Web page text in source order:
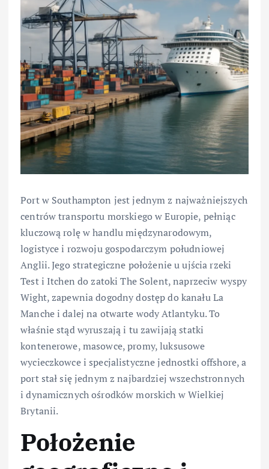
Port w Southampton jest jednym z najważniejszych
centrów transportu morskiego w Europie, pełniąc
kluczową rolę w handlu międzynarodowym,
logistyce i rozwoju gospodarczym południowej
Anglii. Jego strategiczne położenie u ujścia rzeki
Test i Itchen do zatoki The Solent, naprzeciw wyspy
Wight, zapewnia dogodny dostęp do kanału La
Manche i dalej na otwarte wody Atlantyku. To
właśnie stąd wyruszają i tu zawijają statki
kontenerowe, masowce, promy, luksusowe
wycieczkowce i specjalistyczne jednostki offshore, a
port stał się jednym z najbardziej wszechstronnych
i dynamicznych ośrodków morskich w Wielkiej
Brytanii.
Położenie